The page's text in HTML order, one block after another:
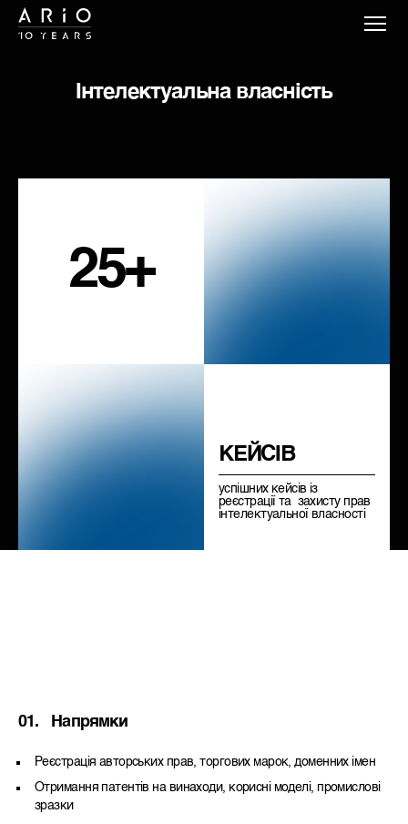
Iнтелектуальна власнiсть
25+
КЕЙСІВ
успішних кейсів із
реєстрації та захисту прав
інтелектуальної власності
01. Напрямки
Реєстрація авторських прав, торгових марок, доменних імен
Отримання патентів на винаходи, корисні моделі, промислові
зразки